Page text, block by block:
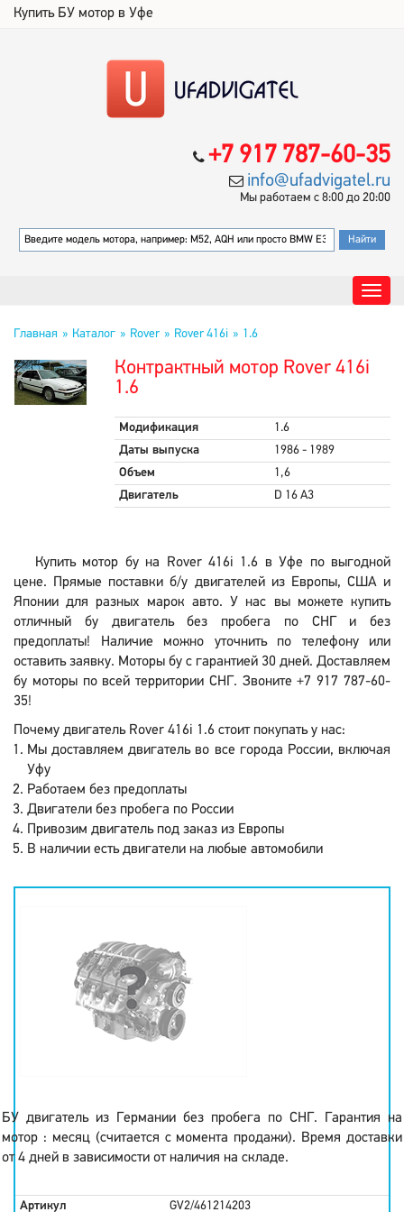
Купить БУ мотор в Уфе
+7 917 787-60-35
info@ufadvigatel.ru
Мы работаем с 8:00 до 20:00
Главная Каталог Rover Rover 416i 1.6
Контрактный мотор Rover 416i
1.6
Модификация
1.6
Даты выпуска
1986 - 1989
Объем
1,6
Двигатель
D 16 A3
Купить мотор бу на Rover 416i 1.6 в Уфе по выгодной
цене. Прямые поставки б/у двигателей из Европы, США и
Японии для разных марок авто. У нас вы можете купить
отличный бу двигатель без пробега по СНГ и без
предоплаты! Наличие можно уточнить по телефону или
оставить заявку. Моторы бу с гарантией 30 дней. Доставляем
бу моторы по всей территории СНГ. Звоните +7 917 787-60-
35!
Почему двигатель Rover 416i 1.6 стоит покупать у нас:
Мы доставляем двигатель во все города России, включая
Уфу
Работаем без предоплаты
Двигатели без пробега по России
Привозим двигатель под заказ из Европы
В наличии есть двигатели на любые автомобили
БУ двигатель из Германии без пробега по СНГ. Гарантия на
мотор : месяц (считается с момента продажи). Время доставки
от 4 дней в зависимости от наличия на складе.
Артикул GV2/461214203